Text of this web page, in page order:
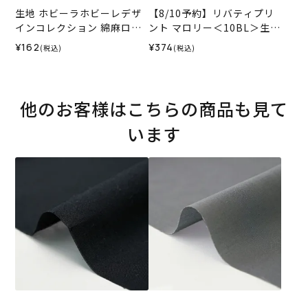
生地 ホビーラホビーレデザ
インコレクション 綿麻ロー
ン＜BL＞
¥162 (税込)
【8/10予約】リバティプリ
ント マロリー＜10BL＞生地
（ホビーラホビーレオリジ
ナル）2026AW
¥374 (税込)
他のお客様はこちらの商品も見て
います